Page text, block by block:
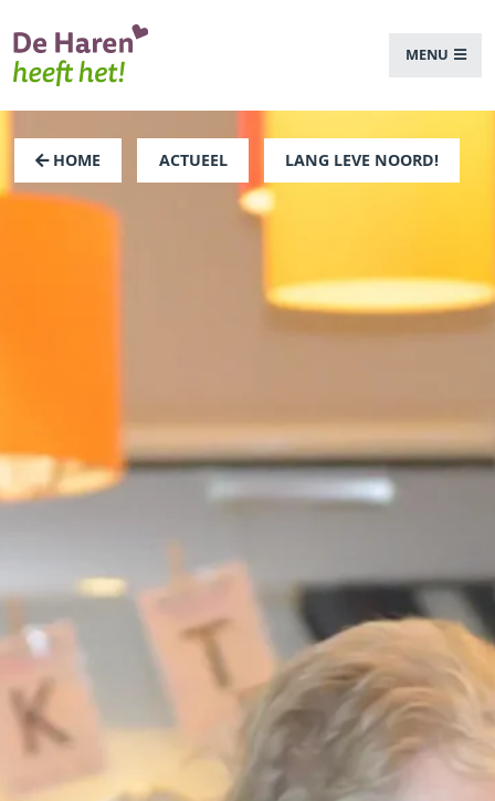
MENU
HOME ACTUEEL LANG LEVE NOORD!